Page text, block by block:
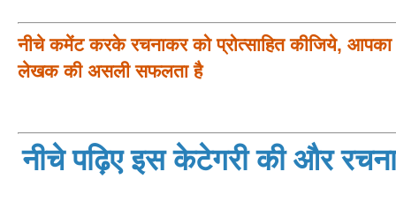
नीचे कमेंट करके रचनाकर को प्रोत्साहित कीजिये, आपका
लेखक की असली सफलता है
नीचे पढ़िए इस केटेगरी की और